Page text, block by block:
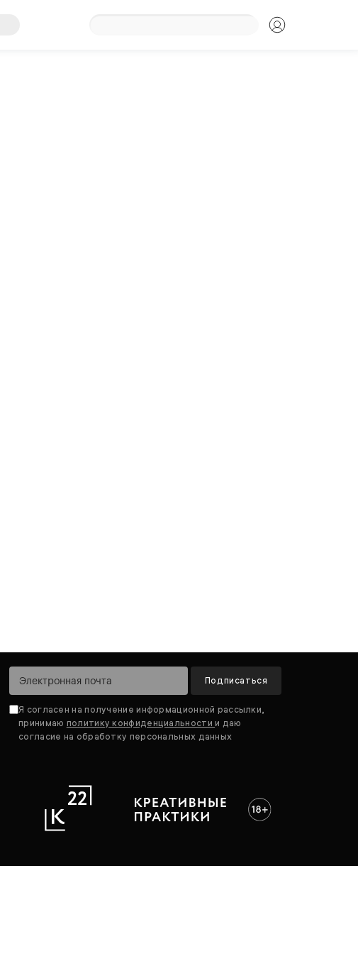
Подписаться
Я согласен на получение информационной рассылки,
принимаю политику конфиденциальностии даю
согласие на обработку персональных данных